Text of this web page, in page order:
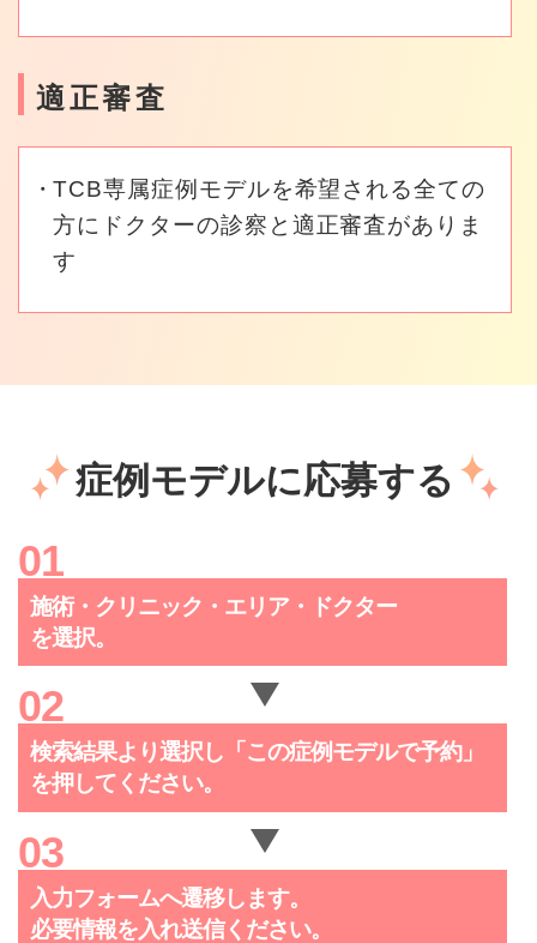
適正審査
TCB専属症例モデルを希望される全ての
方にドクターの診察と適正審査がありま
す
症例モデルに応募する
施術・クリニック・ エリア・ドクター
を選択。
検索結果より選択し「この症例モデルで予約」
を押してください。
入力フォームへ遷移します。
必要情報を入れ送信ください。